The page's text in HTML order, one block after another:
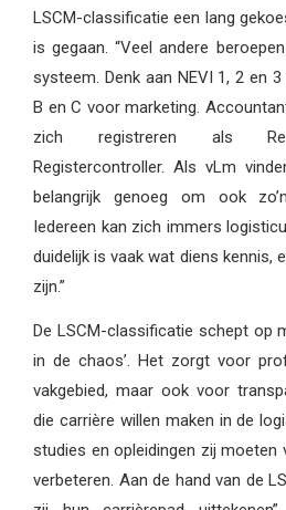
LSCM-classificatie een lang
is gegaan. “Veel andere
systeem. Denk aan NEVI 1, 2 en
B en C voor marketing.
zich registreren als
Registercontroller. Als vLm
belangrijk genoeg om ook
Iedereen kan zich immers
duidelijk is vaak wat diens kennis,
zijn.”
De LSCM-classificatie schept op
in de chaos’. Het zorgt voor
vakgebied, maar ook voor
die carrière willen maken in de
studies en opleidingen zij moeten
verbeteren. Aan de hand van de